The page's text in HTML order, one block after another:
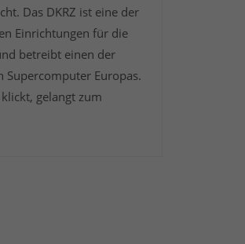
Das DKRZ ist eine der
Einrichtungen für die
betreibt einen der
Supercomputer Europas.
gelangt zum